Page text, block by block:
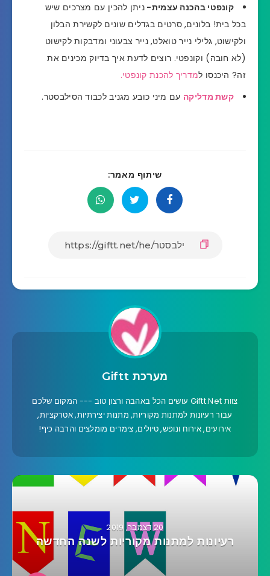
קונפטי בהכנה עצמית- ניתן להכין עם מצרכים שיש
בכל בית! בלונים, סרטים בגדלים שונים לקשירת הבלון
ולקישוט, גלילי נייר טואלט, נייר צבעוני ומדבקות לקישוט
(לא חובה) וקונפטי. רוצים לדעת איך בדיוק מכינים את
זה? היכנסו למדריך להכנת קונפטי.
קשת מדליקה עם מיני כובע מגניב לכבוד הסילבסטר.
שיתוף מאמר:
מערכת Giftt
צוות Giftt.Net עושים הכל באהבה ורצון טוב --- המקום שלכם
עבור רעיונות למתנות מקוריות, מתנות יצירתיות, אטרקציות,
אירועים, אירוח ונופש, טיולים, צימרים מומלצים והרבה כיף!
20 דצמבר, 2019
רעיונות למתנות מקוריות לשנה החדשה